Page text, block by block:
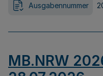
Ausgabennummer
MB.NRW